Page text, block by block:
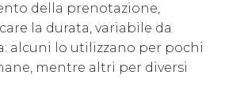
della prenotazione,
la durata, variabile da
alcuni lo utilizzano per pochi
mentre altri per diversi